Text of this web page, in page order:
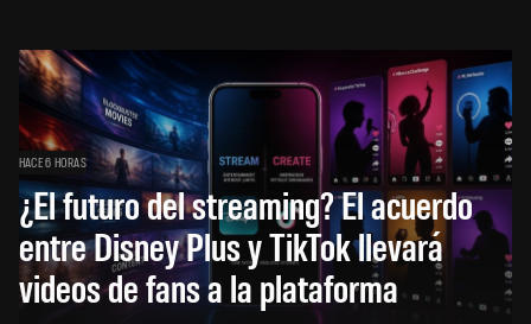
HACE 6 HORAS
¿El futuro del streaming? El acuerdo
entre Disney Plus y TikTok llevará
videos de fans a la plataforma